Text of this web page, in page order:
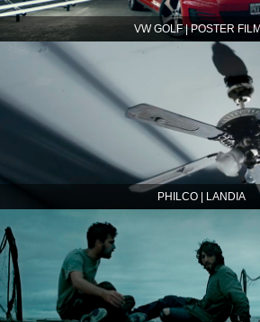
VW GOLF | POSTER
PHILCO | LANDIA